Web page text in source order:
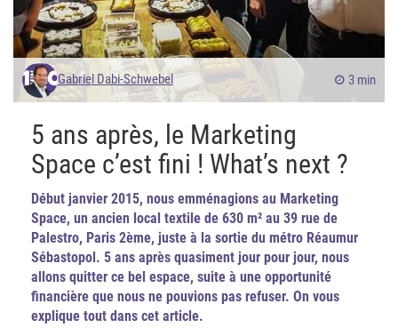
Gabriel Dabi-Schwebel 3 min
5 ans après, le Marketing
Space c’est fini ! What’s next ?
Début janvier 2015, nous emménagions au Marketing
Space, un ancien local textile de 630 m² au 39 rue de
Palestro, Paris 2ème, juste à la sortie du métro Réaumur
Sébastopol. 5 ans après quasiment jour pour jour, nous
allons quitter ce bel espace, suite à une opportunité
financière que nous ne pouvions pas refuser. On vous
explique tout dans cet article.